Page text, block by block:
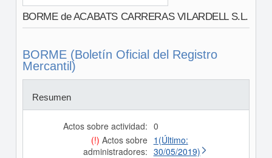
BORME de ACABATS CARRERAS VILARDELL S.L.
BORME (Boletín Oficial del Registro
Mercantil)
Resumen
Actos sobre actividad: 0
(!) Actos sobre
administradores:
1(Último:
30/05/2019)